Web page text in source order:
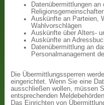
Datenübermittlungen
Auskünfte an Parteien,
Wahlvorschlägen
Auskünfte über Alters-
Auskünfte an
Datenübermittlung an
Personalmanagement
Die Übermittlungssperren
eingerichtet. Wenn Sie eine
ausschließen wollen, müssen
entsprechenden
Das Einrichten von